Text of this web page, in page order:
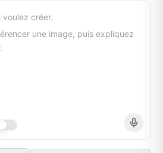
créer.
une image, puis expliquez